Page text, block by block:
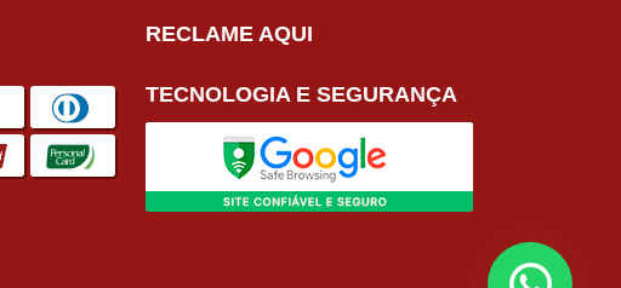
RECLAME AQUI
TECNOLOGIA E SEGURANÇA